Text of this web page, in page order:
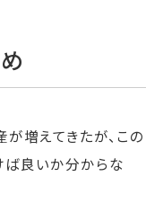
増えてきたが、この
ば良いか分からな